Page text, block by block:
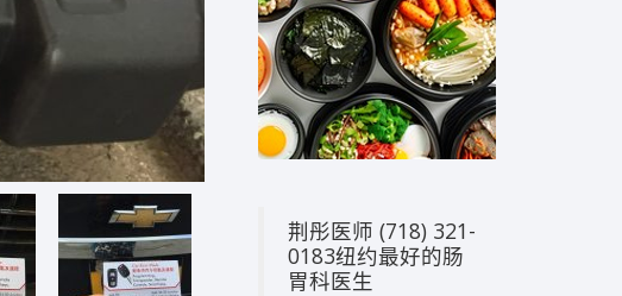
荆彤医师 (718) 321-
0183纽约最好的肠
胃科医生